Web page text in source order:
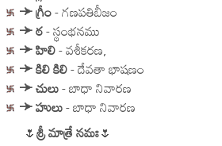
➛గ్రీం- గణపతిబీజం
➛ఠ- స్థంభనము
➛హిలి- వశీకరణ,
➛కిలి కిలి- దేవతా భాషణం
➛చులు- బాధా నివారణ
➛ హులు- బాధా నివారణ
🌷శ్రీ మాత్రే నమః🌷